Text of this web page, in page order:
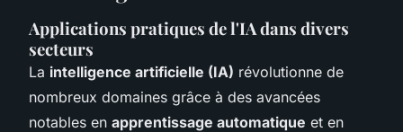
Applications pratiques de l'IA dans divers
secteurs
La intelligence artificielle (IA) révolutionne de
nombreux domaines grâce à des avancées
notables en apprentissage automatique et en